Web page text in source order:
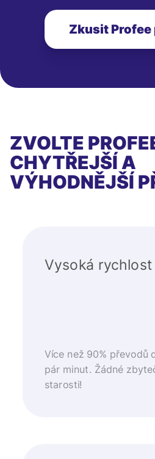
Zkusit Profee
ZVOLTE
CHYTŘEJŠÍ A
VÝHODNĚJŠÍ
Vysoká rychlost
Více než 90% převodů
pár minut. Žádné
starosti!